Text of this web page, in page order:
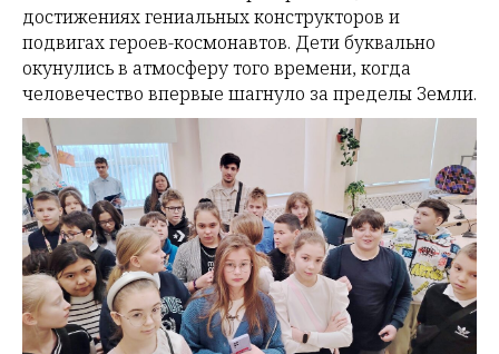
достижениях гениальных конструкторов и
подвигах героев-космонавтов. Дети буквально
окунулись в атмосферу того времени, когда
человечество впервые шагнуло за пределы Земли.